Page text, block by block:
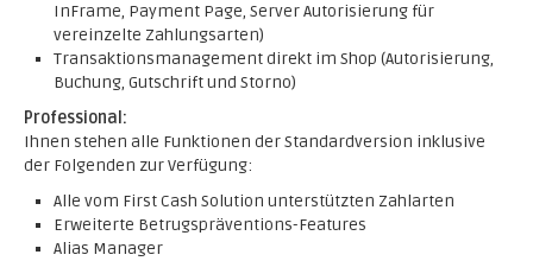
InFrame, Payment Page, Server Autorisierung für
vereinzelte Zahlungsarten)
Transaktionsmanagement direkt im Shop (Autorisierung,
Buchung, Gutschrift und Storno)
Professional:
Ihnen stehen alle Funktionen der Standardversion inklusive
der Folgenden zur Verfügung:
Alle vom First Cash Solution unterstützten Zahlarten
Erweiterte Betrugspräventions-Features
Alias Manager